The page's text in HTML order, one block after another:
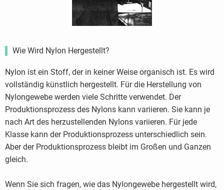
Wie Wird Nylon Hergestellt?
Nylon ist ein Stoff, der in keiner Weise organisch ist. Es wird
vollständig künstlich hergestellt. Für die Herstellung von
Nylongewebe werden viele Schritte verwendet. Der
Produktionsprozess des Nylons kann variieren. Sie kann je
nach Art des herzustellenden Nylons variieren. Für jede
Klasse kann der Produktionsprozess unterschiedlich sein.
Aber der Produktionsprozess bleibt im Großen und Ganzen
gleich.
Wenn Sie sich fragen, wie das Nylongewebe hergestellt wird,